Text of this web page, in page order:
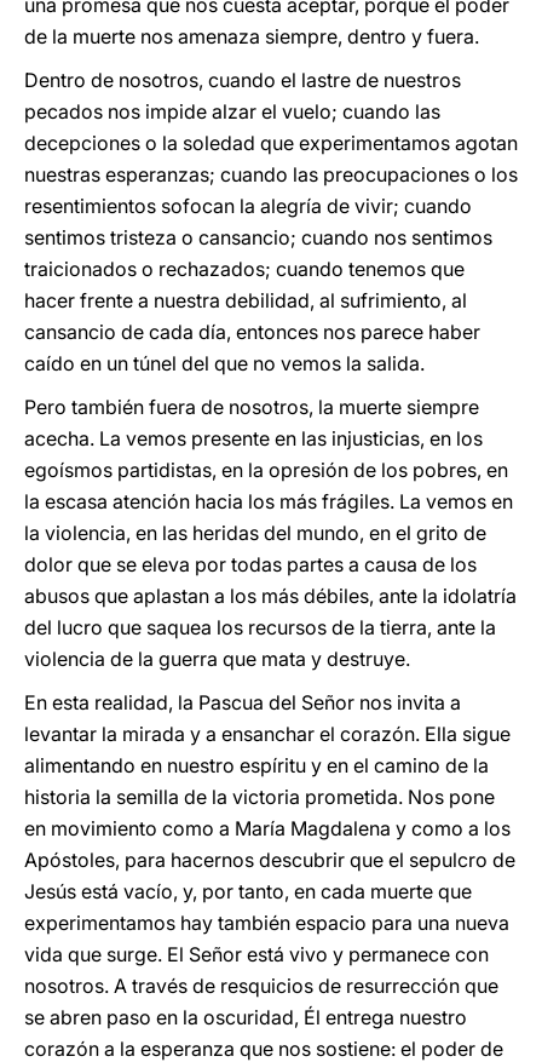
una promesa que nos cuesta aceptar, porque el poder
de la muerte nos amenaza siempre, dentro y fuera.
Dentro de nosotros, cuando el lastre de nuestros
pecados nos impide alzar el vuelo; cuando las
decepciones o la soledad que experimentamos agotan
nuestras esperanzas; cuando las preocupaciones o los
resentimientos sofocan la alegría de vivir; cuando
sentimos tristeza o cansancio; cuando nos sentimos
traicionados o rechazados; cuando tenemos que
hacer frente a nuestra debilidad, al sufrimiento, al
cansancio de cada día, entonces nos parece haber
caído en un túnel del que no vemos la salida.
Pero también fuera de nosotros, la muerte siempre
acecha. La vemos presente en las injusticias, en los
egoísmos partidistas, en la opresión de los pobres, en
la escasa atención hacia los más frágiles. La vemos en
la violencia, en las heridas del mundo, en el grito de
dolor que se eleva por todas partes a causa de los
abusos que aplastan a los más débiles, ante la idolatría
del lucro que saquea los recursos de la tierra, ante la
violencia de la guerra que mata y destruye.
En esta realidad, la Pascua del Señor nos invita a
levantar la mirada y a ensanchar el corazón. Ella sigue
alimentando en nuestro espíritu y en el camino de la
historia la semilla de la victoria prometida. Nos pone
en movimiento como a María Magdalena y como a los
Apóstoles, para hacernos descubrir que el sepulcro de
Jesús está vacío, y, por tanto, en cada muerte que
experimentamos hay también espacio para una nueva
vida que surge. El Señor está vivo y permanece con
nosotros. A través de resquicios de resurrección que
se abren paso en la oscuridad, Él entrega nuestro
corazón a la esperanza que nos sostiene: el poder de